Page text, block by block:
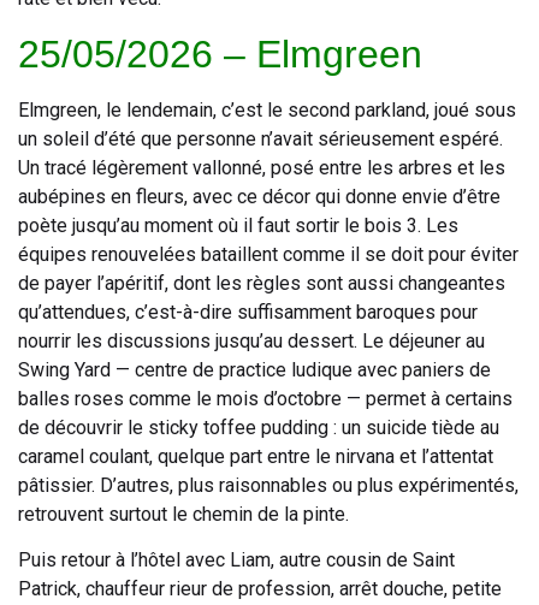
25/05/2026 – Elmgreen
Elmgreen, le lendemain, c’est le second parkland, joué sous
un soleil d’été que personne n’avait sérieusement espéré.
Un tracé légèrement vallonné, posé entre les arbres et les
aubépines en fleurs, avec ce décor qui donne envie d’être
poète jusqu’au moment où il faut sortir le bois 3. Les
équipes renouvelées bataillent comme il se doit pour éviter
de payer l’apéritif, dont les règles sont aussi changeantes
qu’attendues, c’est-à-dire suffisamment baroques pour
nourrir les discussions jusqu’au dessert. Le déjeuner au
Swing Yard — centre de practice ludique avec paniers de
balles roses comme le mois d’octobre — permet à certains
de découvrir le sticky toffee pudding : un suicide tiède au
caramel coulant, quelque part entre le nirvana et l’attentat
pâtissier. D’autres, plus raisonnables ou plus expérimentés,
retrouvent surtout le chemin de la pinte.
Puis retour à l’hôtel avec Liam, autre cousin de Saint
Patrick, chauffeur rieur de profession, arrêt douche, petite